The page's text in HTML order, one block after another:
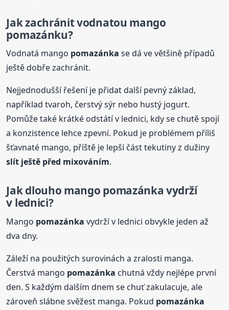
Jak zachránit vodnatou mango
pomazánku?
Vodnatá mango pomazánka se dá ve většině případů
ještě dobře zachránit.
Nejjednodušší řešení je přidat další pevný základ,
například tvaroh, čerstvý sýr nebo hustý jogurt.
Pomůže také krátké odstátí v lednici, kdy se chutě spojí
a konzistence lehce zpevní. Pokud je problémem příliš
šťavnaté mango, příště je lepší část tekutiny z dužiny
slít ještě před mixováním.
Jak dlouho mango pomazánka vydrží
v lednici?
Mango pomazánka vydrží v lednici obvykle jeden až
dva dny.
Záleží na použitých surovinách a zralosti manga.
Čerstvá mango pomazánka chutná vždy nejlépe první
den. S každým dalším dnem se chuť zakulacuje, ale
zároveň slábne svěžest manga. Pokud pomazánka